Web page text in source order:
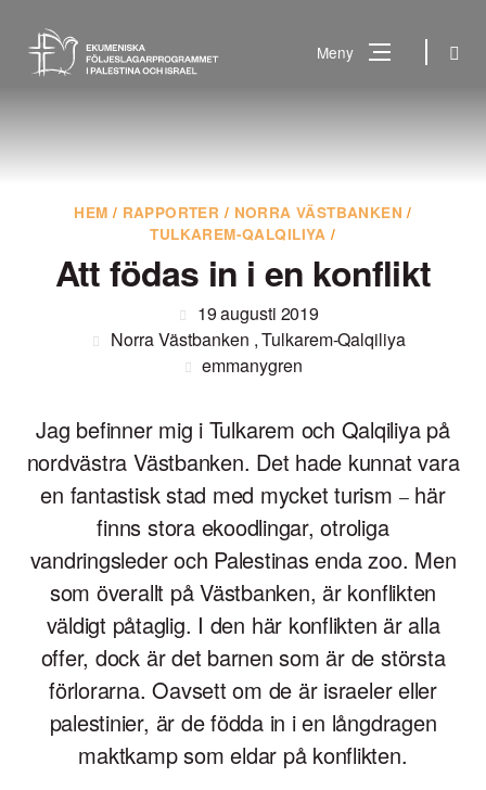
innehåll
Meny Sök
HEM / RAPPORTER / NORRA VÄSTBANKEN /
TULKAREM-QALQILIYA /
Att födas in i en konflikt
19 augusti 2019
Norra Västbanken ,Tulkarem-Qalqiliya
emmanygren
Jag befinner mig i Tulkarem och Qalqiliya på
nordvästra Västbanken. Det hade kunnat vara
en fantastisk stad med mycket turism –här
finns stora ekoodlingar, otroliga
vandringsleder och Palestinas enda zoo. Men
som överallt på Västbanken, är konflikten
väldigt påtaglig. I den här konflikten är alla
offer, dock är det barnen som är de största
förlorarna. Oavsett om de är israeler eller
palestinier, är de födda in i en långdragen
maktkamp som eldar på konflikten.